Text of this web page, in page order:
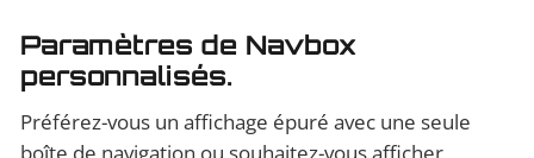
Paramètres de Navbox
personnalisés.
Préférez-vous un affichage épuré avec une seule
boîte de navigation ou souhaitez-vous afficher